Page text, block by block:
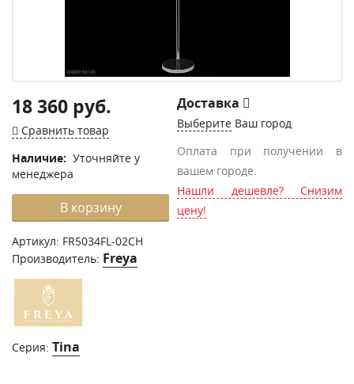
18 360 руб.
Сравнить товар
Наличие: Уточняйте у
менеджера
В корзину
Артикул: FR5034FL-02CH
Производитель: Freya
Серия: Tina
Доставка
Выберите Ваш город
Оплата при получении в
вашем городе.
Нашли дешевле? Снизим
цену!